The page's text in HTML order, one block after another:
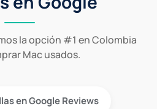
la opción #1 en Colombia
Mac usados.
en Google Reviews